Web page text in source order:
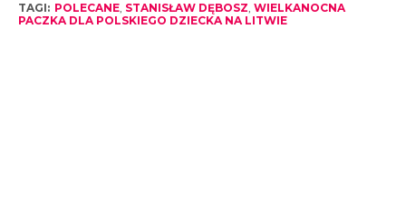
TAGI: POLECANE, STANISŁAW DĘBOSZ, WIELKANOCNA
PACZKA DLA POLSKIEGO DZIECKA NA LITWIE